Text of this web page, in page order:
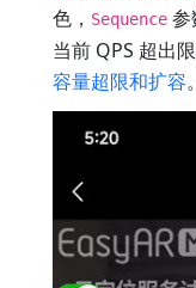
色， Sequence 参
当前 QPS 超出
容量超限和扩容。